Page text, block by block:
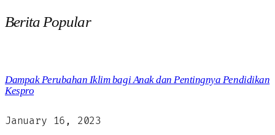
Berita Popular
Dampak Perubahan Iklim bagi Anak dan Pentingnya Pendidikan
Kespro
January 16, 2023